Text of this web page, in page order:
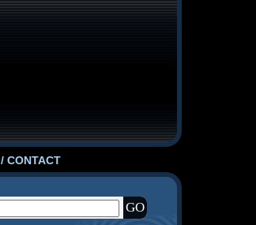
CONTACT